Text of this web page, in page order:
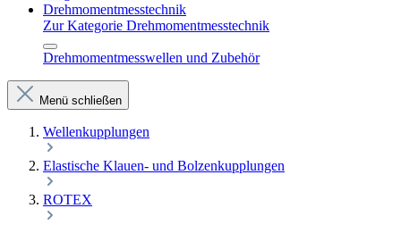
Drehmomentmesstechnik
Zur Kategorie Drehmomentmesstechnik
Drehmomentmesswellen und Zubehör
Menü schließen
Wellenkupplungen
Elastische Klauen- und Bolzenkupplungen
ROTEX